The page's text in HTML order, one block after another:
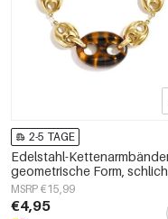
2-5 TAGE
Edelstahl-
geometrische Form,
Alltagsserie, Damenschmuck
MSRP €15,99
€4,95